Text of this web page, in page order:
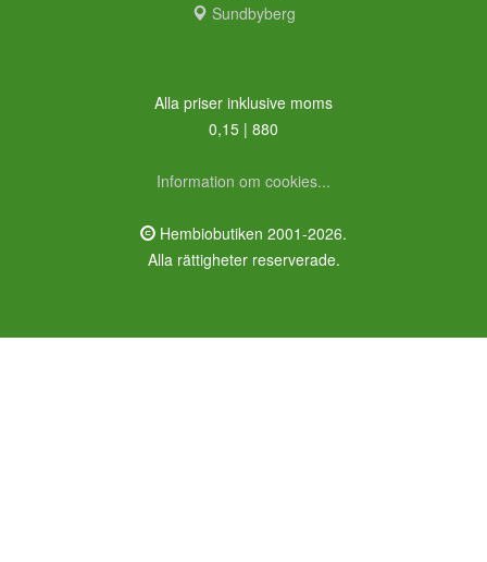
Sundbyberg
Alla priser inklusive moms
0,15 | 880
Information om cookies...
Hembiobutiken 2001-2026.
Alla rättigheter reserverade.